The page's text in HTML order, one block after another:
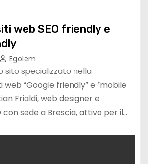
web SEO friendly e
Egolem
sito specializzato nella
web “Google friendly” e “mobile
Frialdi, web designer e
con sede a Brescia, attivo per il…